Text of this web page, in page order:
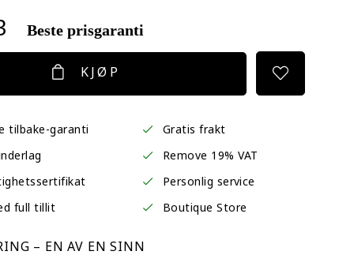
Beste prisgaranti
KJØP
tilbake-garanti
Gratis frakt
Remove 19% VAT
Personlig service
full tillit
Boutique Store
– EN AV EN SINN